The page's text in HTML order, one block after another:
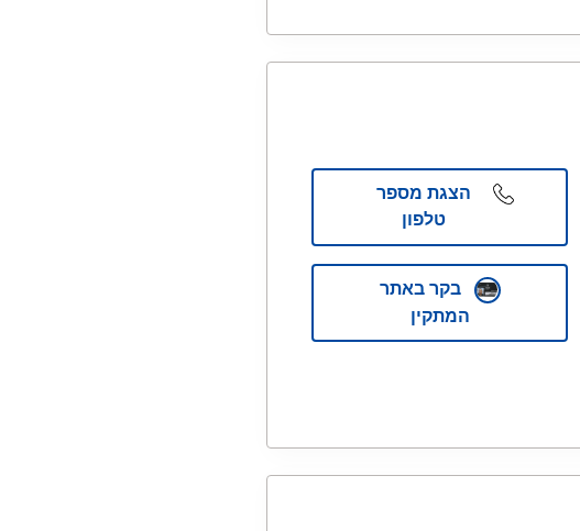
הצגת מספר
טלפון
בקר באתר
המתקין